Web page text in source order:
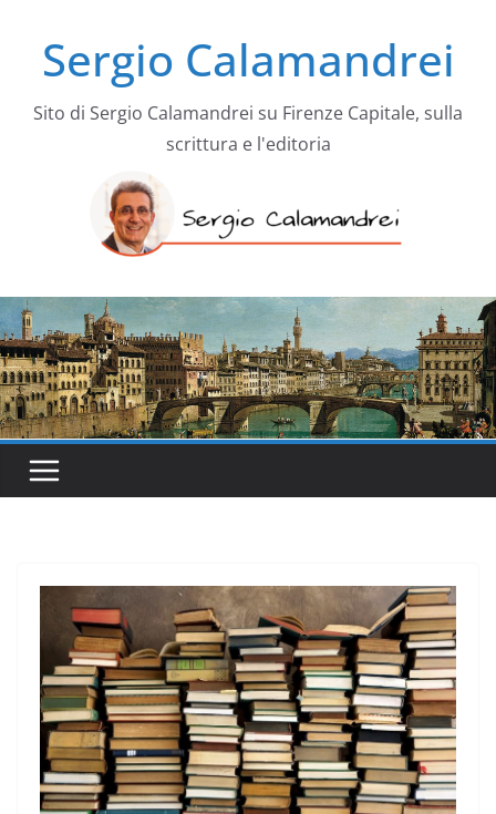
contenutoSergio Calamandrei
Sito di Sergio Calamandrei su Firenze Capitale, sulla
scrittura e l'editoria